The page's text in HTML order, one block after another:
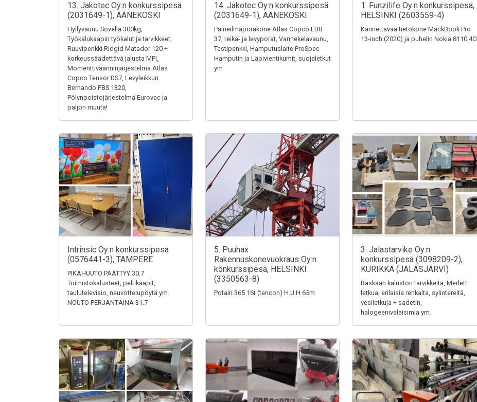
13. Jakotec Oy:n konkurssipesä
(2031649-1), ÄÄNEKOSKI
Hyllyvaunu Sovella 300kg,
Työkalukaapin työkalut ja tarvikkeet,
Ruuvipenkki Ridgid Matador 120 +
korkeussäädettävä jalusta MPI,
Momenttiväänninjärjestelmä Atlas
Copco Tensor DS7, Levyleikkuri
Bernando FBS 1320,
Pölynpoistojärjestelmä Eurovac ja
paljon muuta!
14. Jakotec Oy:n konkurssipesä
(2031649-1), ÄÄNEKOSKI
Paineilmaporakone Atlas Copco LBB
37, reikä- ja levyporat, Vannekelavaunu,
Testipenkki, Hamputuslaite ProSpec
Hamputin ja Läpivientikumit, suojaletkut
ym
1. Funzilife Oy:n konkurssipesä,
HELSINKI (2603559-4)
Kannettavaa tietokone MackBook Pro
13-inch (2020) ja puhelin Nokia 8110 4G
Intrinsic Oy:n konkurssipesä
(0576441-3), TAMPERE
PIKAHUUTO PÄÄTTYY 30.7
Toimistokalusteet, peltikaapit,
taulutelevisio, neuvottelupöytä ym.
NOUTO PERJANTAINA 31.7
5. Puuhax
Rakennuskonevuokraus Oy:n
konkurssipesä, HELSINKI
(3350563-8)
Potain 365 16t (tencon) H.U.H 65m
3. Jalastarvike Oy:n
konkurssipesä (3098209-2),
KURIKKA (JALASJÄRVI)
Raskaan kaluston tarvikkeita, Merlett
letkua, erilaisia renkaita, sylintereitä,
vesiletkuja + sadetin,
halogeenivalaisimia ym.